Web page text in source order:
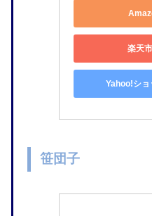
楽天
Yahoo!ショ
笹団子